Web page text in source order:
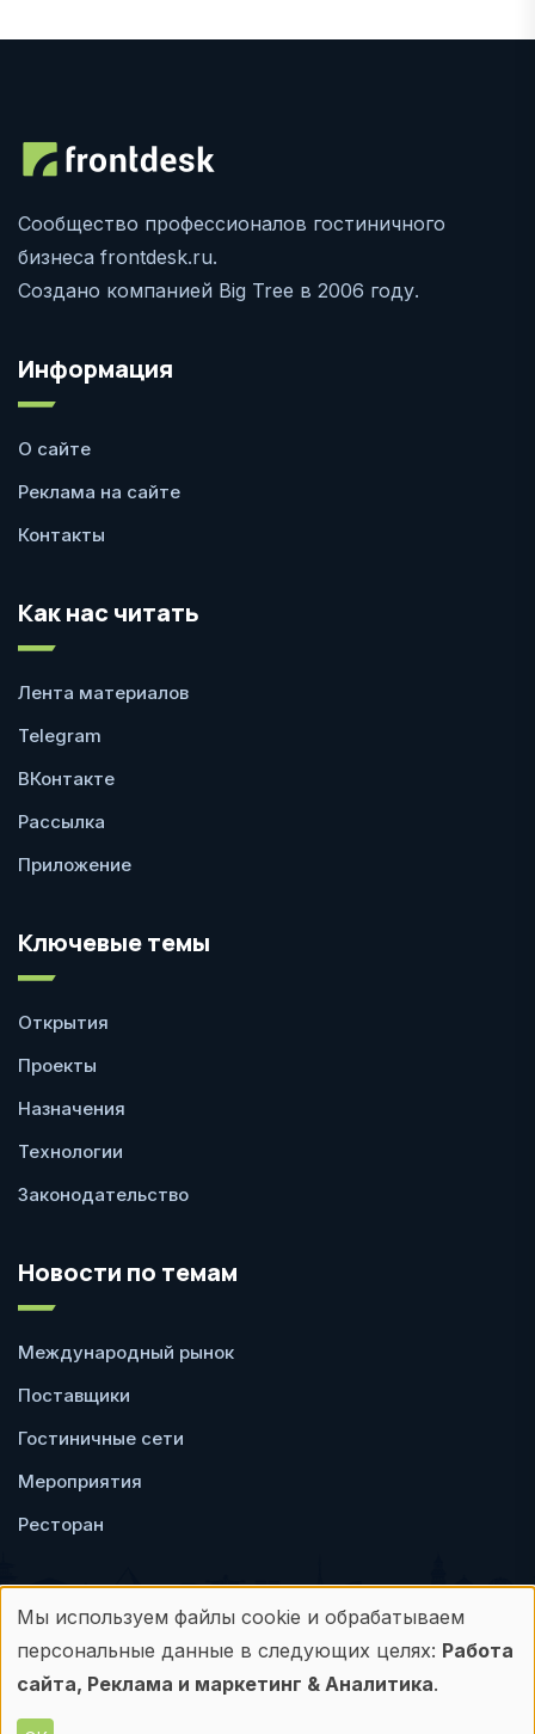
Сообщество профессионалов гостиничного
бизнеса frontdesk.ru.
Создано компанией Big Tree в 2006 году.
Информация
О сайте
Реклама на сайте
Контакты
Как нас читать
Лента материалов
Telegram
ВКонтакте
Рассылка
Приложение
Ключевые темы
Открытия
Проекты
Назначения
Технологии
Законодательство
Новости по темам
Международный рынок
Поставщики
Гостиничные сети
Мероприятия
Ресторан
Пользовательское
соглашение
Политика
конфиденциальности
Использование
персональных
Мы используем файлы cookie и обрабатываем
персональные данные в следующих целях: Работа
сайта, Реклама и маркетинг & Аналитика.